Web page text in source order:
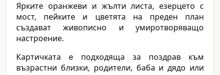
Ярките оранжеви и жълти листа, езерцето с
мост, пейките и цветята на преден план
създават живописно и умиротворяващо
настроение.
Картичката е подходяща за поздрав към
възрастни близки, родители, баба и дядо или